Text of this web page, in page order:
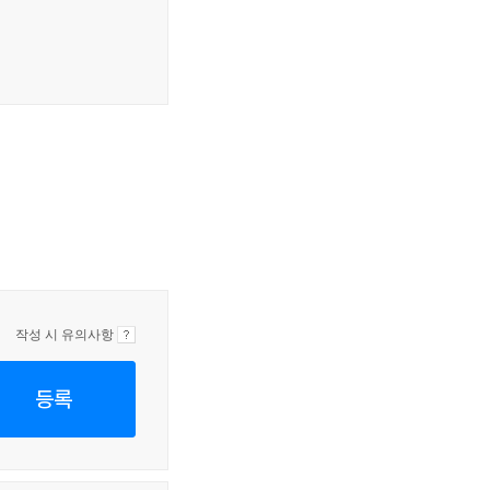
작성 시 유의사항
등록